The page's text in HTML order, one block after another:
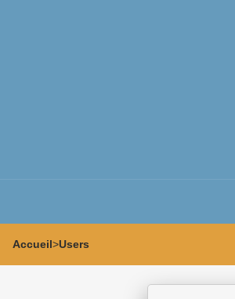
Accueil>Users